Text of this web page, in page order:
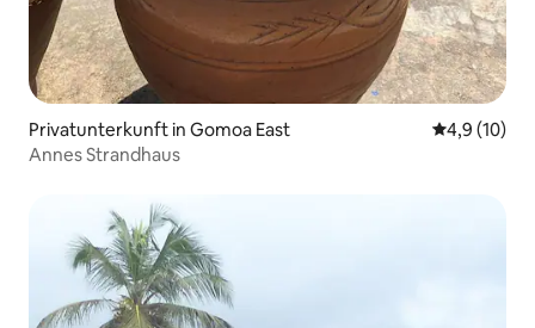
Privatunterkunft in Gomoa East
4,9 (10)
Annes Strandhaus